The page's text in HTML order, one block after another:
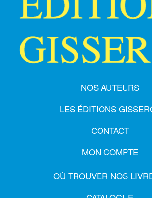
NOS AUTEURS
LES ÉDITIONS
CONTACT
MON COMPTE
OÙ TROUVER NOS